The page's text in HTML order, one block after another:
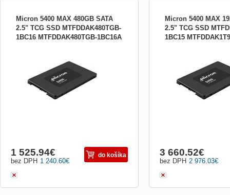
Micron 5400 MAX 480GB SATA
2.5" TCG SSD MTFDDAK480TGB-
1BC16 MTFDDAK480TGB-1BC16A
1 240.60€
bez DPH
1 525.94€ do košíka
Micron 5400 MAX
2.5" TCG SSD
1BC15
2 976.03€
bez DPH
3 660.52€